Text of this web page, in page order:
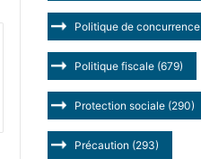
Politique de concurrence
Politique fiscale (679)
Protection sociale (290)
Précaution (293)